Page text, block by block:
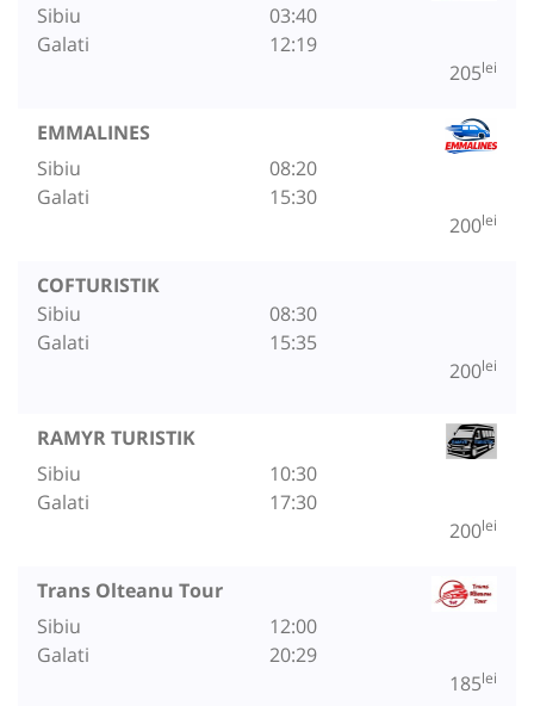
Sibiu
Galati
03:40
12:19
205lei
EMMALINES
Sibiu
Galati
08:20
15:30
200lei
COFTURISTIK
Sibiu
Galati
08:30
15:35
200lei
RAMYR TURISTIK
Sibiu
Galati
10:30
17:30
200lei
Trans Olteanu Tour
Sibiu
Galati
12:00
20:29
185lei